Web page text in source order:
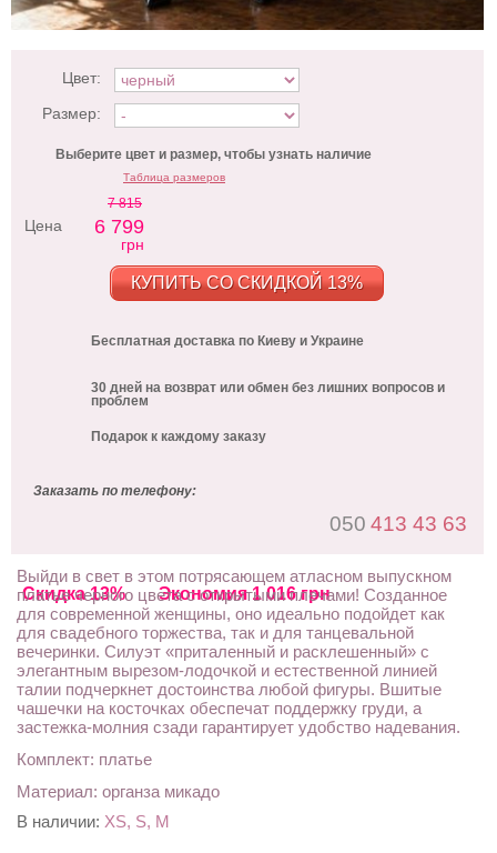
Скидка 13% Экономия 1 016 грн
Цвет:
Размер:
Выберите цвет и размер, чтобы узнать наличие
Таблица размеров
Цена
7 815
6 799
грн
КУПИТЬ СО СКИДКОЙ 13%
Бесплатная доставка по Киеву и Украине
30 дней на возврат или обмен без лишних вопросов и
проблем
Подарок к каждому заказу
Заказать по телефону:
050 413 43 63
Выйди в свет в этом потрясающем атласном выпускном
платье черного цвета с открытыми плечами! Созданное
для современной женщины, оно идеально подойдет как
для свадебного торжества, так и для танцевальной
вечеринки. Силуэт «приталенный и расклешенный» с
элегантным вырезом-лодочкой и естественной линией
талии подчеркнет достоинства любой фигуры. Вшитые
чашечки на косточках обеспечат поддержку груди, а
застежка-молния сзади гарантирует удобство надевания.
Комплект: платье
Материал: органза микадо
В наличии: XS, S, M